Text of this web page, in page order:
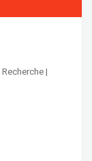
Recherche |